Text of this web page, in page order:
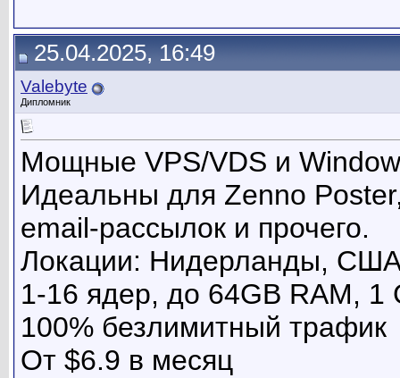
25.04.2025, 16:49
Valebyte
Дипломник
Мощные VPS/VDS и
Идеальны для Zenno
email-рассылок и прочего.
Локации: Нидерланды,
1-16 ядер, до 64GB RAM, 1
100% безлимитный трафик
От $6.9 в месяц